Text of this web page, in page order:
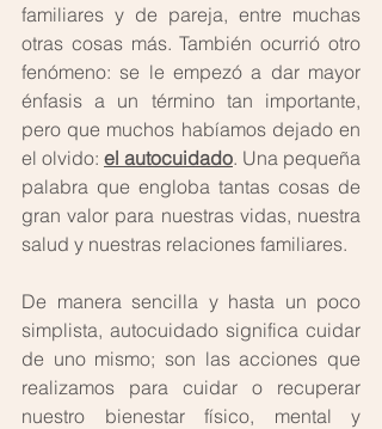
familiares y de pareja, entre muchas
otras cosas más. También ocurrió otro
fenómeno: se le empezó a dar mayor
énfasis a un término tan importante,
pero que muchos habíamos dejado en
el olvido: el autocuidado. Una pequeña
palabra que engloba tantas cosas de
gran valor para nuestras vidas, nuestra
salud y nuestras relaciones familiares.
De manera sencilla y hasta un poco
simplista, autocuidado significa cuidar
de uno mismo; son las acciones que
realizamos para cuidar o recuperar
nuestro bienestar físico, mental y